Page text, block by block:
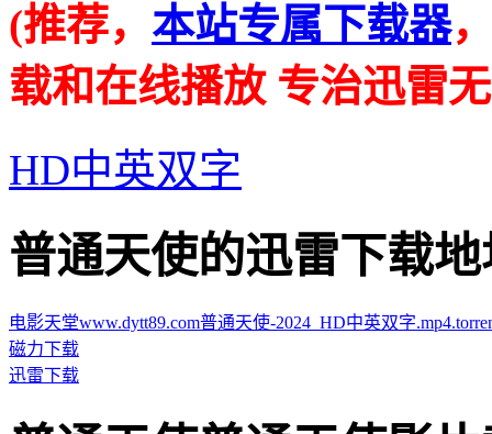
(推荐， 本站专属下载器
载和在线播放 专治迅雷
HD中英双字
普通天使的迅雷下载地
电影天堂www.dytt89.com普通天使-2024_HD中英双字
磁力下载
迅雷下载